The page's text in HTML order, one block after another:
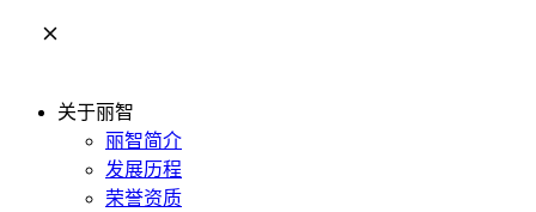
关于丽智
丽智简介
发展历程
荣誉资质